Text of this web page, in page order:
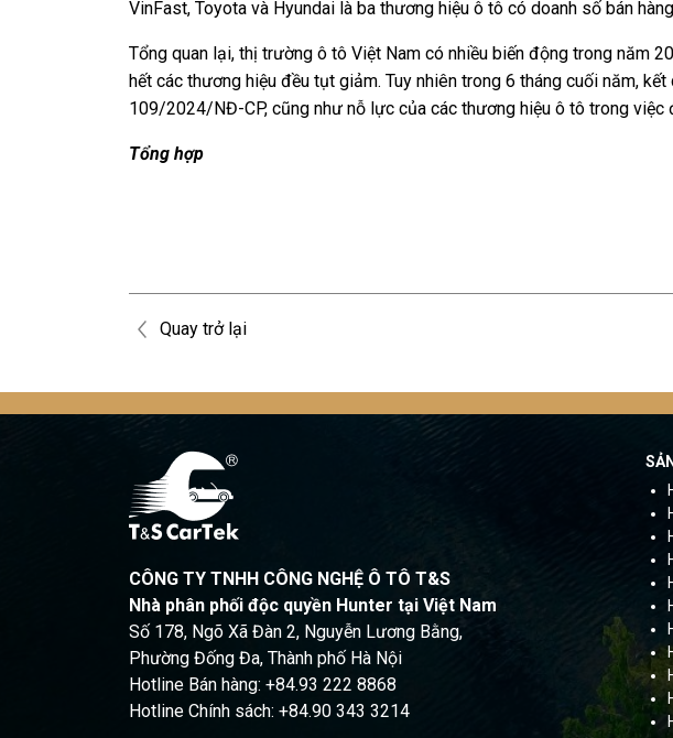
VinFast, Toyota và Hyundai là ba thương hiệu ô tô có doanh số bán
Tổng quan lại, thị trường ô tô Việt Nam có nhiều biến động trong năm
hết các thương hiệu đều tụt giảm. Tuy nhiên trong 6 tháng cuối năm,
109/2024/NĐ-CP, cũng như nỗ lực của các thương hiệu ô tô trong việc
Tổng hợp
Quay trở lại
CÔNG TY TNHH CÔNG NGHỆ Ô TÔ T&S
Nhà phân phối độc quyền Hunter tại Việt Nam
Số 178, Ngõ Xã Đàn 2, Nguyễn Lương Bằng,
Phường Đống Đa, Thành phố Hà Nội
Hotline Bán hàng: +84.93 222 8868
Hotline Chính sách: +84.90 343 3214